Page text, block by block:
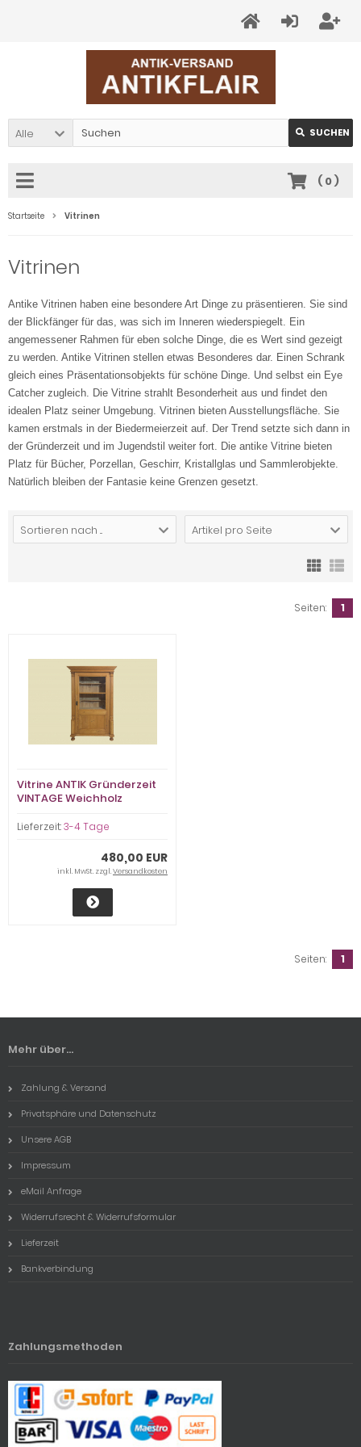
Alle SUCHEN
( 0)
Startseite Vitrinen
Vitrinen
Antike Vitrinen haben eine besondere Art Dinge zu präsentieren. Sie sind
der Blickfänger für das, was sich im Inneren wiederspiegelt. Ein
angemessener Rahmen für eben solche Dinge, die es Wert sind gezeigt
zu werden. Antike Vitrinen stellen etwas Besonderes dar. Einen Schrank
gleich eines Präsentationsobjekts für schöne Dinge. Und selbst ein Eye
Catcher zugleich. Die Vitrine strahlt Besonderheit aus und findet den
idealen Platz seiner Umgebung. Vitrinen bieten Ausstellungsfläche. Sie
kamen erstmals in der Biedermeierzeit auf. Der Trend setzte sich dann in
der Gründerzeit und im Jugendstil weiter fort. Die antike Vitrine bieten
Platz für Bücher, Porzellan, Geschirr, Kristallglas und Sammlerobjekte.
Natürlich bleiben der Fantasie keine Grenzen gesetzt.
Sortieren nach ... Artikel pro Seite
Seiten: 1
Vitrine ANTIK Gründerzeit
VINTAGE Weichholz
von 1880
Lieferzeit:3-4 Tage
480,00 EUR
inkl. MwSt. zzgl.Versandkosten
Seiten: 1
Mehr über...
Zahlung & Versand
Privatsphäre und Datenschutz
Unsere AGB
Impressum
eMail Anfrage
Widerrufsrecht & Widerrufsformular
Lieferzeit
Bankverbindung
Zahlungsmethoden